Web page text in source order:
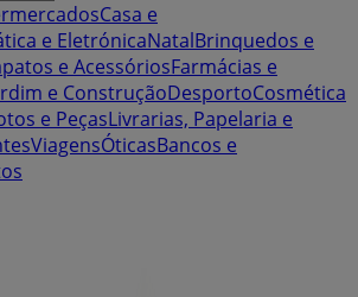
Casa e
e EletrónicaNatalBrinquedos e
e AcessóriosFarmácias e
e ConstruçãoDesportoCosmética
e PeçasLivrarias, Papelaria e
ViagensÓticasBancos e